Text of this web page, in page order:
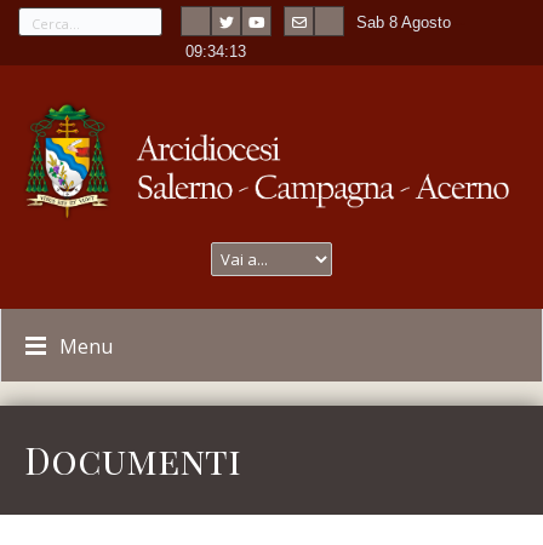
Sab 8 Agosto
-09:34:13
Menu
Documenti